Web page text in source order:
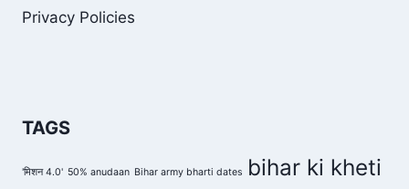
Privacy Policies
TAGS
'मिशन 4.0' 50% anudaan Bihar army bharti dates bihar ki kheti